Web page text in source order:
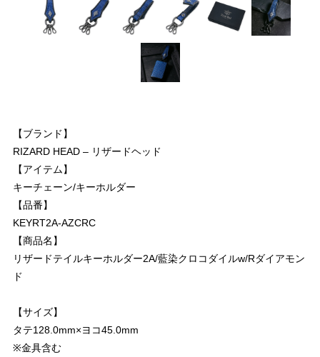
【ブランド】
RIZARD HEAD – リザードヘッド
【アイテム】
キーチェーン/キーホルダー
【品番】
KEYRT2A-AZCRC
【商品名】
リザードテイルキーホルダー2A/藍染クロコダイルw/Rダイアモン
ド
【サイズ】
タテ128.0mm×ヨコ45.0mm
※金具含む